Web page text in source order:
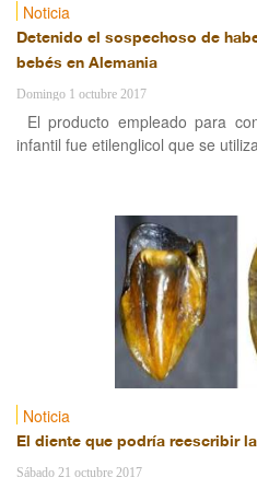
Noticia
Detenido el sospechoso de
bebés en Alemania
Domingo 1 octubre 2017
El producto empleado para
infantil fue etilenglicol que se
Noticia
El diente que podría reescribir
Sábado 21 octubre 2017